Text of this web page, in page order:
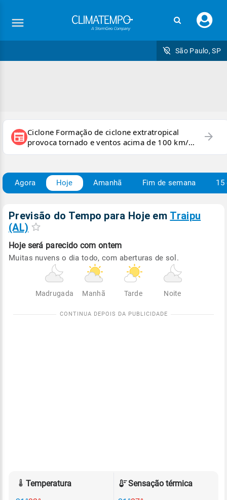
seu
São Paulo, SP
newspaper Ciclone Formação de ciclone extratropical
provoca tornado e ventos acima de 100 km/h
no RS
arrow_forward
Agora Hoje Amanhã Fim de semana 15
Previsão do Tempo para Hoje em Traipu
(AL)
Hoje será parecido com ontem
Muitas nuvens o dia todo, com aberturas de sol.
Madrugada Manhã Tarde Noite
Temperatura
Sensação térmica